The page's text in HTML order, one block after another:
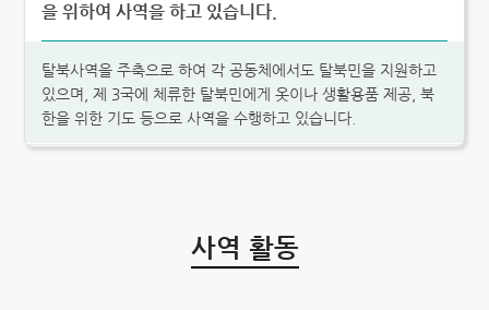
을 위하여 사역을 하고 있습니다.
탈북사역을 주축으로 하여 각 공동체에서도 탈북민을 지원하고
있으며, 제 3국에 체류한 탈북민에게 옷이나 생활용품 제공, 북
한을 위한 기도 등으로 사역을 수행하고 있습니다.
사역 활동